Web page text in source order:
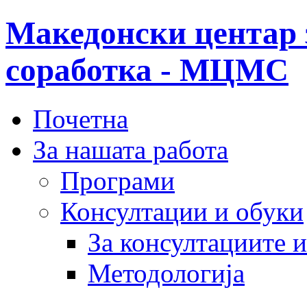
Македонски центар
соработка - МЦМС
Почетна
За нашата работа
Програми
Консултации и обуки
За консултациите
Методологија